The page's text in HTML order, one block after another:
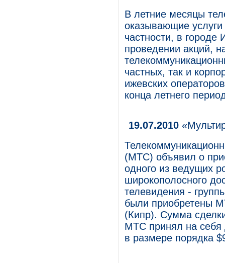
В летние месяцы
оказывающие
частности, в
проведении акций,
частных, так и
ижевских
конца летнего
19.07.2010
(МТС) объявил о
одного из ведущих
широкополосного
телевидения -
были приобретены
(Кипр). Сумма
МТС принял на себя
в размере порядка